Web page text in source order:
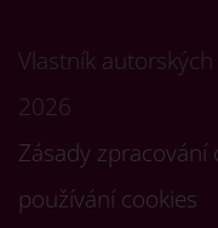
Vlastník
2026
Zásady
používání cookies